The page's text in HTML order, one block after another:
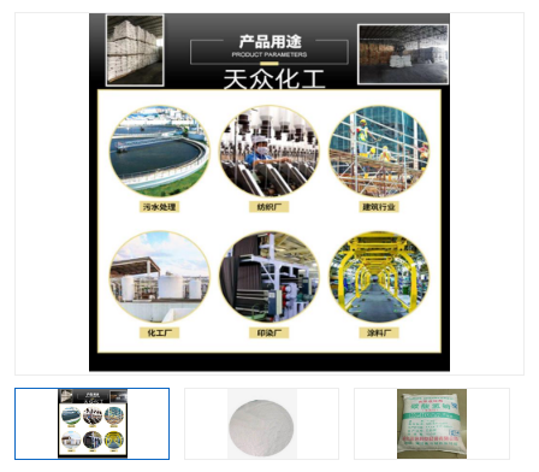
一水葡萄糖
聚丙烯酰胺 一水柠檬酸
磷酸氢二钠 葡萄糖酸钠
磷酸氢二钾 三聚磷酸钠
工业白糖
过硫酸钠
尿素